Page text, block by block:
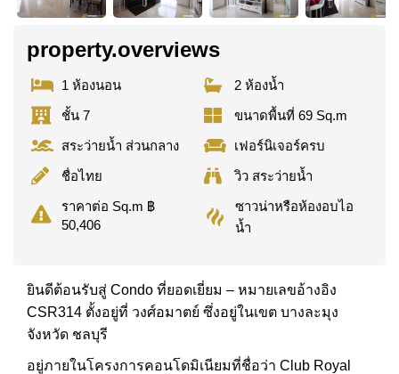
property.overviews
1 ห้องนอน
2 ห้องน้ำ
ชั้น 7
ขนาดพื้นที่ 69 Sq.m
สระว่ายน้ำ ส่วนกลาง
เฟอร์นิเจอร์ครบ
ชื่อไทย
วิว สระว่ายน้ำ
ราคาต่อ Sq.m ฿
50,406
ซาวน่าหรือห้องอบไอ
น้ำ
ยินดีต้อนรับสู่ Condo ที่ยอดเยี่ยม – หมายเลขอ้างอิง
CSR314 ตั้งอยู่ที่ วงศ์อมาตย์ ซึ่งอยู่ในเขต บางละมุง
จังหวัด ชลบุรี
อยู่ภายในโครงการคอนโดมิเนียมที่ชื่อว่า Club Royal